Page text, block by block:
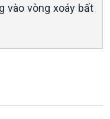
vào vòng xoáy bất